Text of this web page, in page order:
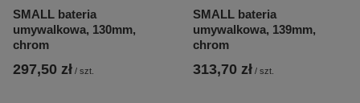
SMALL bateria
umywalkowa, 130mm,
chrom
297,50 zł / szt.
SMALL bateria
umywalkowa, 139mm,
chrom
313,70 zł / szt.